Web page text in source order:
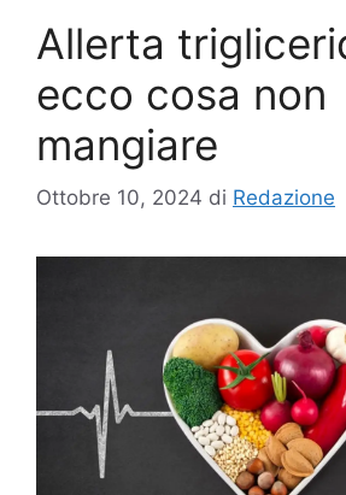
Allerta
ecco cosa non
mangiare
Ottobre 10, 2024 di Redazione